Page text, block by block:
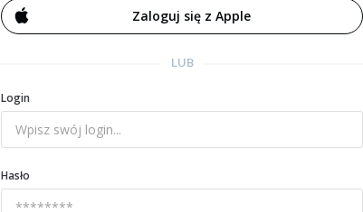
Zaloguj się z Apple
LUB
Login
Hasło